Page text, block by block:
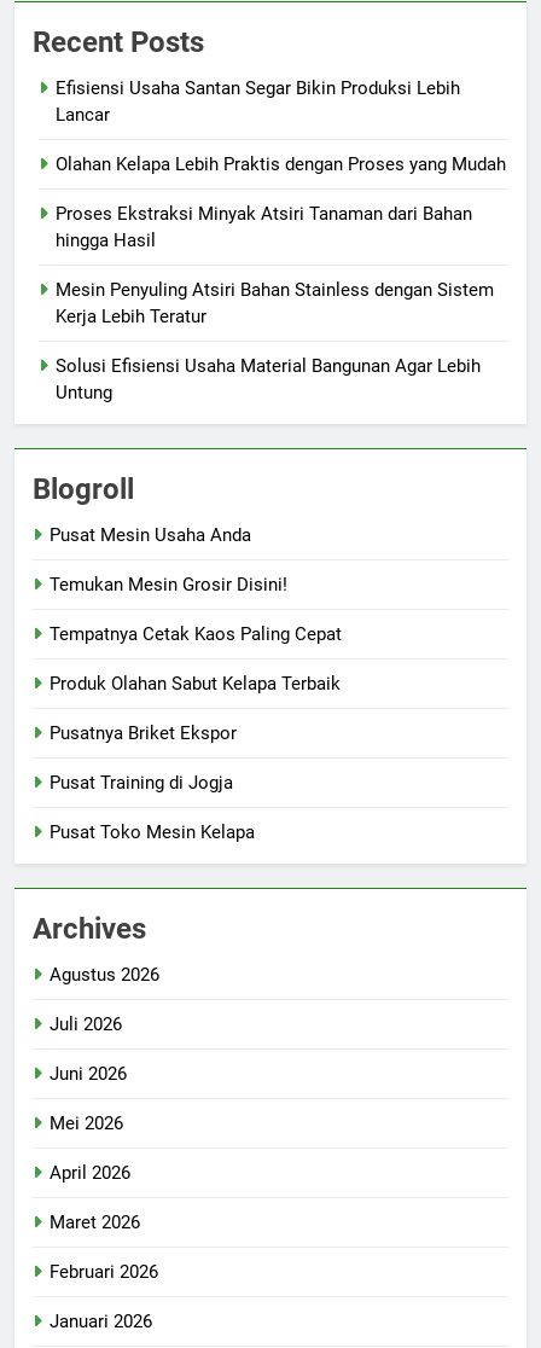
Recent Posts
Efisiensi Usaha Santan Segar Bikin Produksi Lebih
Lancar
Olahan Kelapa Lebih Praktis dengan Proses yang Mudah
Proses Ekstraksi Minyak Atsiri Tanaman dari Bahan
hingga Hasil
Mesin Penyuling Atsiri Bahan Stainless dengan Sistem
Kerja Lebih Teratur
Solusi Efisiensi Usaha Material Bangunan Agar Lebih
Untung
Blogroll
Pusat Mesin Usaha Anda
Temukan Mesin Grosir Disini!
Tempatnya Cetak Kaos Paling Cepat
Produk Olahan Sabut Kelapa Terbaik
Pusatnya Briket Ekspor
Pusat Training di Jogja
Pusat Toko Mesin Kelapa
Archives
Agustus 2026
Juli 2026
Juni 2026
Mei 2026
April 2026
Maret 2026
Februari 2026
Januari 2026